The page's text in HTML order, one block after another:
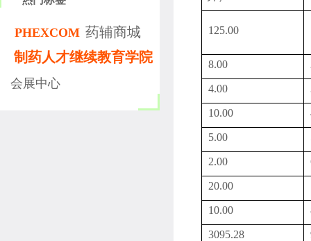
PHEXCOM 药辅商城
制药人才继续教育学院
会展中心
125.00
8.00
4.00
10.00
5.00
2.00
20.00
10.00
3095.28